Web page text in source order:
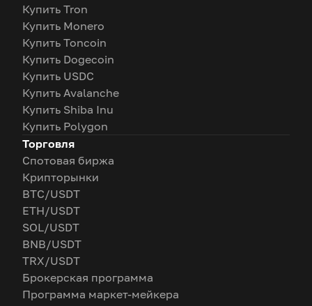
Купить Tron
Купить Monero
Купить Toncoin
Купить Dogecoin
Купить USDC
Купить Avalanche
Купить Shiba Inu
Купить Polygon
Торговля
Спотовая биржа
Крипторынки
BTC/USDT
ETH/USDT
SOL/USDT
BNB/USDT
TRX/USDT
Брокерская программа
Программа маркет-мейкера